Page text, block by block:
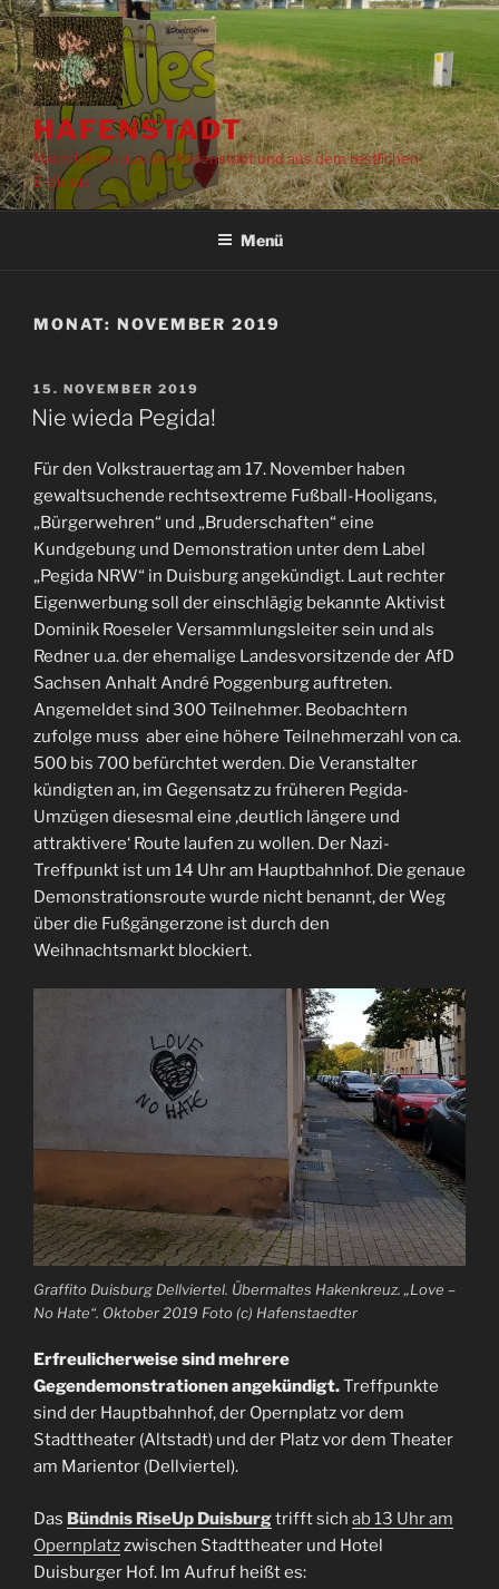
Zum
Inhalt
springen
HAFENSTADT
Nachrichten aus der Hafenstadt und aus dem restlichen
Erdkreis
Menü
MONAT: NOVEMBER 2019
VERÖFFENTLICHT
AM
15. NOVEMBER 2019
Nie wieda Pegida!
Für den Volkstrauertag am 17. November haben
gewaltsuchende rechtsextreme Fußball-Hooligans,
„Bürgerwehren“ und „Bruderschaften“ eine
Kundgebung und Demonstration unter dem Label
„Pegida NRW“ in Duisburg angekündigt. Laut rechter
Eigenwerbung soll der einschlägig bekannte Aktivist
Dominik Roeseler Versammlungsleiter sein und als
Redner u.a. der ehemalige Landesvorsitzende der AfD
Sachsen Anhalt André Poggenburg auftreten.
Angemeldet sind 300 Teilnehmer. Beobachtern
zufolge muss aber eine höhere Teilnehmerzahl von ca.
500 bis 700 befürchtet werden. Die Veranstalter
kündigten an, im Gegensatz zu früheren Pegida-
Umzügen diesesmal eine ‚deutlich längere und
attraktivere‘ Route laufen zu wollen. Der Nazi-
Treffpunkt ist um 14 Uhr am Hauptbahnhof. Die genaue
Demonstrationsroute wurde nicht benannt, der Weg
über die Fußgängerzone ist durch den
Weihnachtsmarkt blockiert.
Graffito Duisburg Dellviertel. Übermaltes Hakenkreuz. „Love –
No Hate“. Oktober 2019 Foto (c) Hafenstaedter
Erfreulicherweise sind mehrere
Gegendemonstrationen angekündigt.Treffpunkte
sind der Hauptbahnhof, der Opernplatz vor dem
Stadttheater (Altstadt) und der Platz vor dem Theater
am Marientor (Dellviertel).
Das Bündnis RiseUp Duisburgtrifft sich ab 13 Uhr am
Opernplatzzwischen Stadttheater und Hotel
Duisburger Hof. Im Aufruf heißt es: